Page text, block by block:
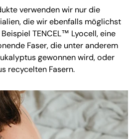
verwenden wir nur die
die wir ebenfalls möglichst
TENCEL™ Lyocell, eine
Faser, die unter anderem
gewonnen wird, oder
recycelten Fasern.